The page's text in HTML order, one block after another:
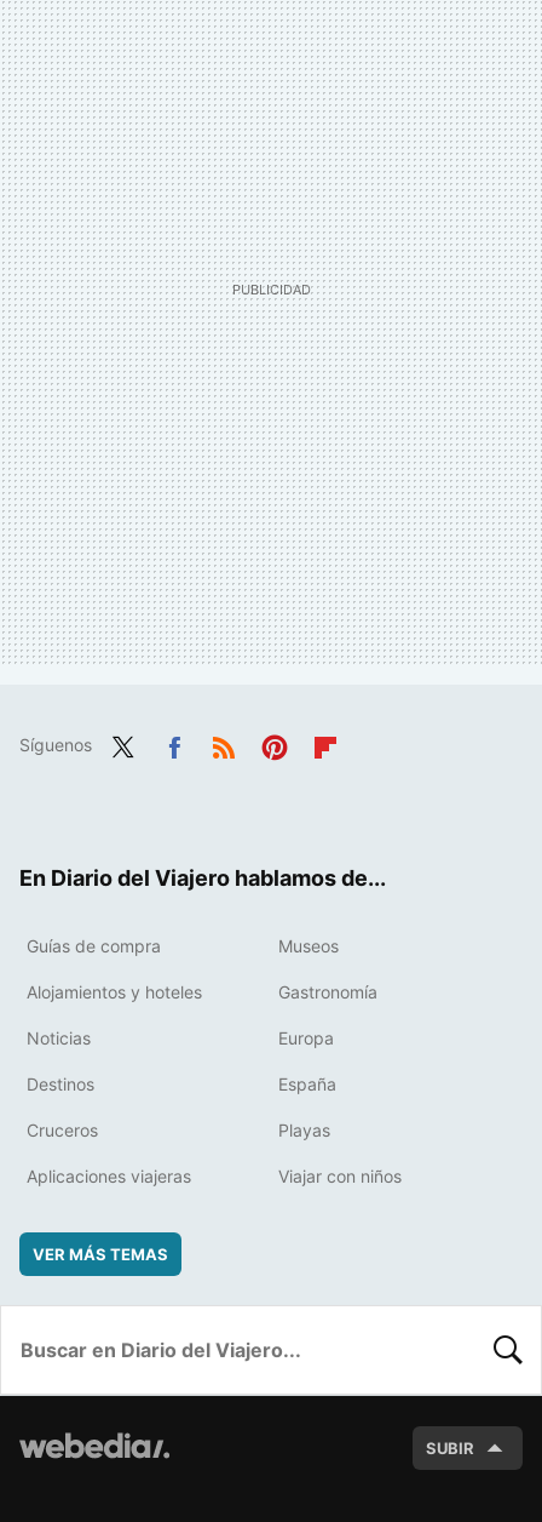
Síguenos
En Diario del Viajero hablamos de...
Guías de compra Museos
Alojamientos y hoteles Gastronomía
Noticias Europa
Destinos España
Cruceros Playas
Aplicaciones viajeras Viajar con niños
VER MÁS TEMAS
SUBIR